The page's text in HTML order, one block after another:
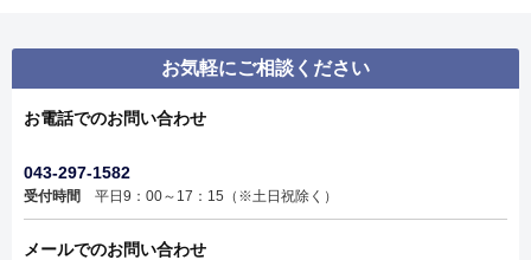
お気軽にご相談ください
お電話でのお問い合わせ
043-297-1582
受付時間 平日9：00～17：15（※土日祝除く）
メールでのお問い合わせ